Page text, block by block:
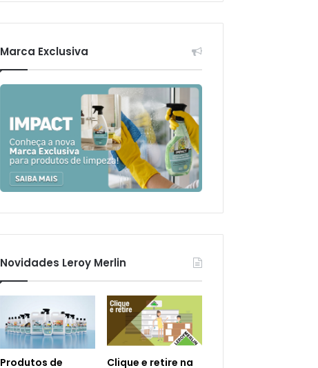
Marca Exclusiva
Novidades Leroy Merlin
Produtos de
Clique e retire na